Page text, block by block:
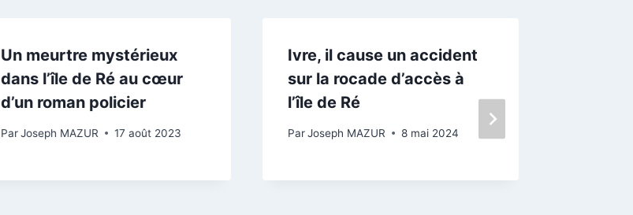
Un meurtre mystérieux
dans l’île de Ré au cœur
d’un roman policier
Par Joseph MAZUR 17 août 2023
Ivre, il cause un accident
sur la rocade d’accès à
l’île de Ré
Par Joseph MAZUR 8 mai 2024